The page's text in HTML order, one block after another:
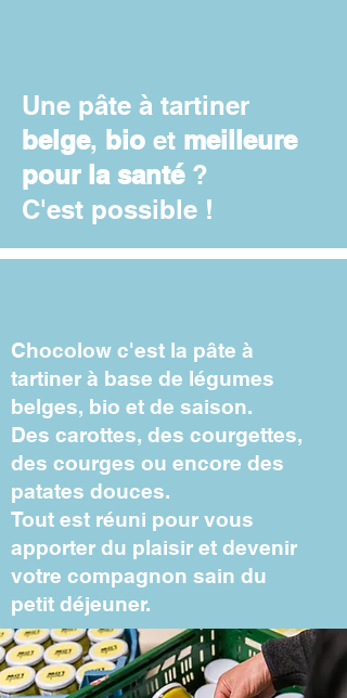
Une pâte à tartiner
belge, bio et meilleure
pour la santé?
C'est possible !
Chocolow c'est la pâte à
tartiner à base de légumes
belges, bio et de saison.
Des carottes, des courgettes,
des courges ou encore des
patates douces.
Tout est réuni pour vous
apporter du plaisir et devenir
votre compagnon sain du
petit déjeuner.